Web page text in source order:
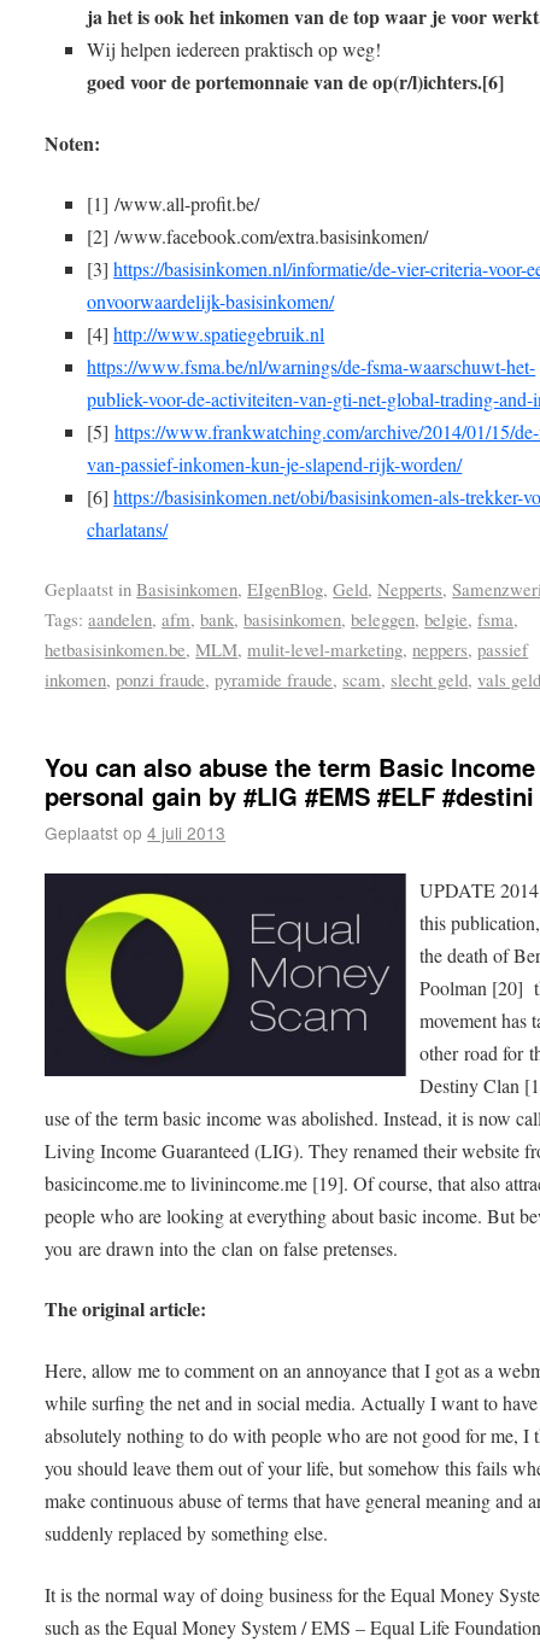
ja het is ook het inkomen van de top waar je voor
Wij helpen iedereen praktisch op weg!
goed voor de portemonnaie van de op(r/l)ichters.[6]
Noten:
[1] /www.all-profit.be/
[2] /www.facebook.com/extra.basisinkomen/
[3]https://basisinkomen.nl/informatie/de-vier-criteria-voor-
onvoorwaardelijk-basisinkomen/
[4]http://www.spatiegebruik.nl
https://www.fsma.be/nl/warnings/de-fsma-waarschuwt-het-
publiek-voor-de-activiteiten-van-gti-net-global-trading-and-
[5]https://www.frankwatching.com/archive/2014/01/15/
van-passief-inkomen-kun-je-slapend-rijk-worden/
[6]https://basisinkomen.net/obi/basisinkomen-als-trekker-
charlatans/
Geplaatst in Basisinkomen,EIgenBlog,Geld,Nepperts,
Tags: aandelen,afm,bank,basisinkomen,beleggen,belgie,fsma,
hetbasisinkomen.be,MLM,mulit-level-marketing,neppers,passief
inkomen,ponzi fraude,pyramide fraude,scam,slecht geld,vals
You can also abuse the term Basic
personal gain by #LIG #EMS #ELF #destini
Geplaatst op 4 juli 2013
UPDATE
this
the death of
Poolman [20]
movement has
other road for
Destiny Clan
use of the term basic income was abolished. Instead, it is now
Living Income Guaranteed (LIG). They renamed their website
basicincome.me to livinincome.me [19]. Of course, that also
people who are looking at everything about basic income. But
you are drawn into the clan on false pretenses.
The original article:
Here, allow me to comment on an annoyance that I got as a
while surfing the net and in social media. Actually I want to have
absolutely nothing to do with people who are not good for me, I
you should leave them out of your life, but somehow this fails
make continuous abuse of terms that have general meaning and
suddenly replaced by something else.
It is the normal way of doing business for the Equal Money
such as the Equal Money System / EMS – Equal Life